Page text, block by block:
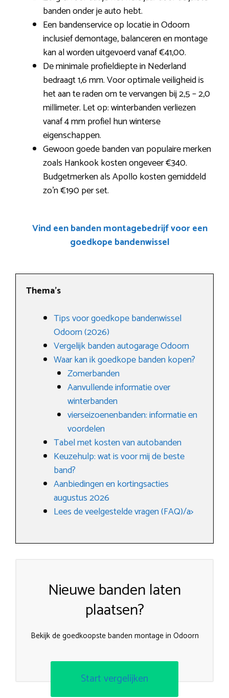
banden onder je auto hebt.
Een bandenservice op locatie in Odoorn
inclusief demontage, balanceren en montage
kan al worden uitgevoerd vanaf €41,00.
De minimale profieldiepte in Nederland
bedraagt 1,6 mm. Voor optimale veiligheid is
het aan te raden om te vervangen bij 2,5 – 2,0
millimeter. Let op: winterbanden verliezen
vanaf 4 mm profiel hun winterse
eigenschappen.
Gewoon goede banden van populaire merken
zoals Hankook kosten ongeveer €340.
Budgetmerken als Apollo kosten gemiddeld
zo’n €190 per set.
Vind een banden montagebedrijf voor een
goedkope bandenwissel
Thema’s
Tips voor goedkope bandenwissel
Odoorn (2026)
Vergelijk banden autogarage Odoorn
Waar kan ik goedkope banden kopen?
Zomerbanden
Aanvullende informatie over
winterbanden
vierseizoenenbanden: informatie en
voordelen
Tabel met kosten van autobanden
Keuzehulp: wat is voor mij de beste
band?
Aanbiedingen en kortingsacties
augustus 2026
Lees de veelgestelde vragen (FAQ)/a>
Nieuwe banden laten
plaatsen?
Bekijk de goedkoopste banden montage in Odoorn
Start vergelijken